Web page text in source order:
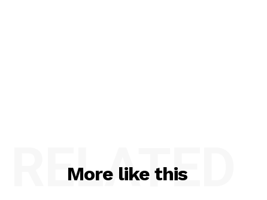
More like this
RELATED